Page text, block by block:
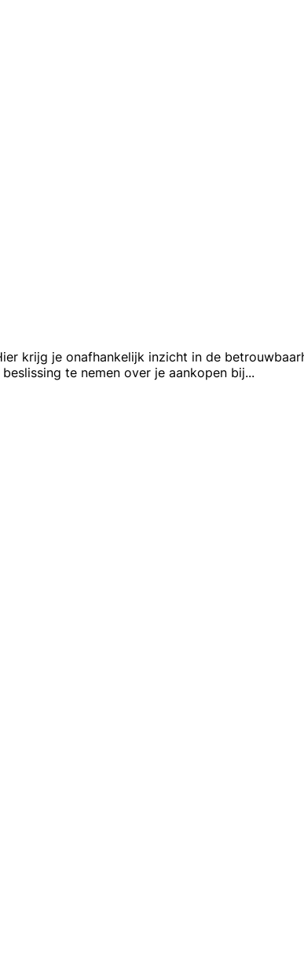
krijg je onafhankelijk inzicht in de
te nemen over je aankopen bij...